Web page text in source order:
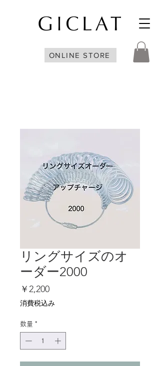
ONLINE STORE
リングサイズのオ
ーダー2000
￥2,200価
格
消費税込み
数量 *